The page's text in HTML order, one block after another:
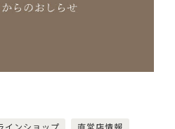
インショップ 直営店情報